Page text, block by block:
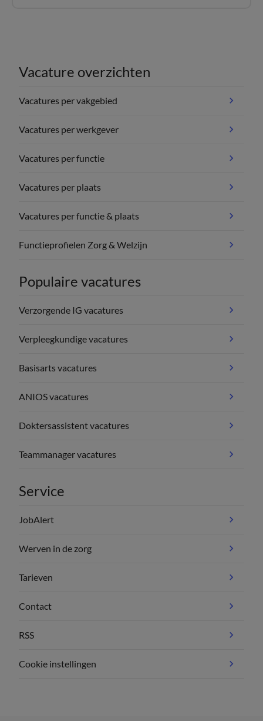
Vacature overzichten
Vacatures per vakgebied
Vacatures per werkgever
Vacatures per functie
Vacatures per plaats
Vacatures per functie & plaats
Functieprofielen Zorg & Welzijn
Populaire vacatures
Verzorgende IG vacatures
Verpleegkundige vacatures
Basisarts vacatures
ANIOS vacatures
Doktersassistent vacatures
Teammanager vacatures
Service
JobAlert
Werven in de zorg
Tarieven
Contact
RSS
Cookie instellingen